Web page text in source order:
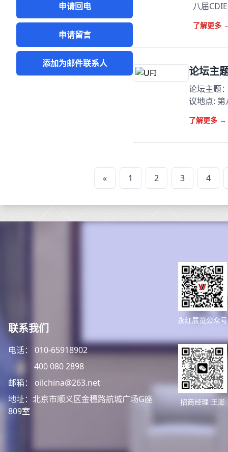
申请回电
申请留言
添加为邮件联系人
八届
了解更多
论坛主
论坛主题
议地点:
了解更多 →
« 1 2 3 4
联系我们
电话： 010-65918902
400 080 2898
邮箱： oilchina@263.net
地址：北京市顺义区金穗路航城广场G座
809室
永红展览公众号
招商经理 王澎